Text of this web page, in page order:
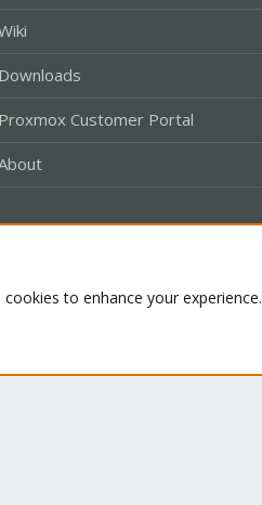
Downloads
Proxmox Customer Portal
to enhance your experience.